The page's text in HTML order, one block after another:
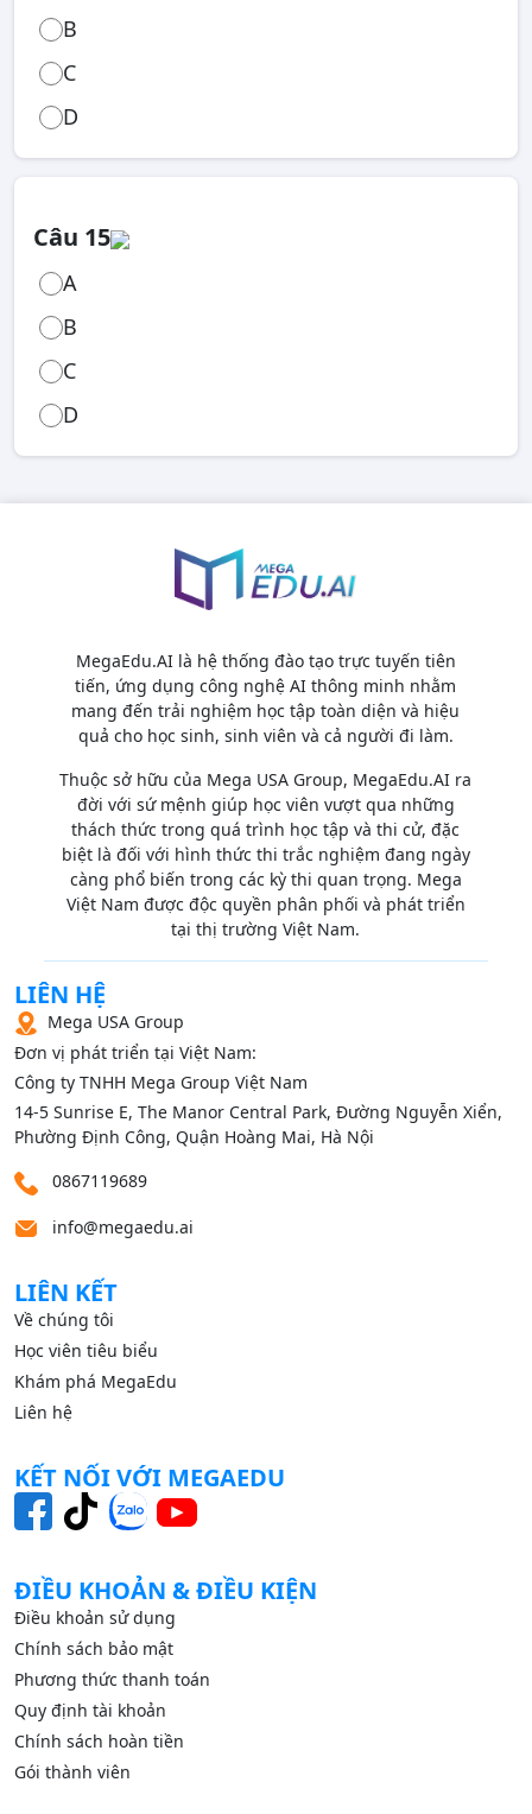
B
C
D
Câu 15
A
B
C
D
MegaEdu.AI là hệ thống đào tạo trực tuyến tiên
tiến, ứng dụng công nghệ AI thông minh nhằm
mang đến trải nghiệm học tập toàn diện và hiệu
quả cho học sinh, sinh viên và cả người đi làm.
Thuộc sở hữu của Mega USA Group, MegaEdu.AI ra
đời với sứ mệnh giúp học viên vượt qua những
thách thức trong quá trình học tập và thi cử, đặc
biệt là đối với hình thức thi trắc nghiệm đang ngày
càng phổ biến trong các kỳ thi quan trọng. Mega
Việt Nam được độc quyền phân phối và phát triển
tại thị trường Việt Nam.
LIÊN HỆ
Mega USA Group
Đơn vị phát triển tại Việt Nam:
Công ty TNHH Mega Group Việt Nam
14‑5 Sunrise E, The Manor Central Park, Đường Nguyễn Xiển,
Phường Định Công, Quận Hoàng Mai, Hà Nội
0867119689
info@megaedu.ai
LIÊN KẾT
Về chúng tôi
Học viên tiêu biểu
Khám phá MegaEdu
Liên hệ
KẾT NỐI VỚI MEGAEDU
ĐIỀU KHOẢN & ĐIỀU KIỆN
Điều khoản sử dụng
Chính sách bảo mật
Phương thức thanh toán
Quy định tài khoản
Chính sách hoàn tiền
Gói thành viên